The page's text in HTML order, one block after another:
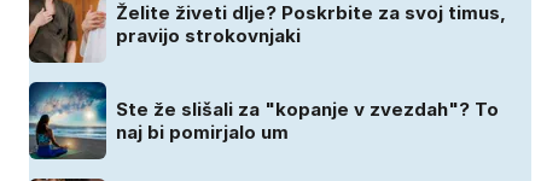
Želite živeti dlje? Poskrbite za svoj timus,
pravijo strokovnjaki
Ste že slišali za "kopanje v zvezdah"? To
naj bi pomirjalo um